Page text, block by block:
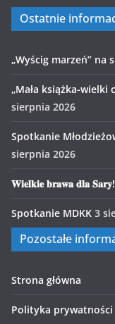
Ostatnie
„Wyścig marzeń” na
„Mała książka-wielki
sierpnia 2026
Spotkanie
sierpnia 2026
𝐖𝐢𝐞𝐥𝐤𝐢𝐞 𝐛𝐫𝐚𝐰𝐚 𝐝𝐥𝐚 𝐒𝐚𝐫𝐲!
Spotkanie MDKK 3
Pozostałe
Strona główna
Polityka prywatności